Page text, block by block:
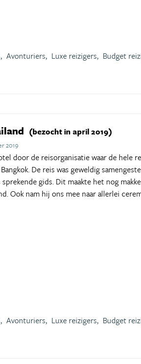
Avonturiers, Luxe reizigers, Budget
(bezocht in april 2019)
2019
door de reisorganisatie waar de hele
De reis was geweldig
gids. Dit maakte het nog
Ook nam hij ons mee naar allerlei
Avonturiers, Luxe reizigers, Budget